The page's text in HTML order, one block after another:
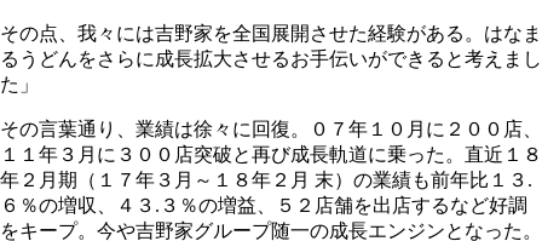
その点、我々には吉野家を全国展開させた経験がある。はなま
るうどんをさらに成長拡大させるお手伝いができると考えまし
た」
その言葉通り、業績は徐々に回復。０７年１０月に２００店、
１１年３月に３００店突破と再び成長軌道に乗った。直近１８
年２月期（１７年３月～１８年２月 末）の業績も前年比１３.
６％の増収、４３.３％の増益、５２店舗を出店するなど好調
をキープ。今や吉野家グループ随一の成長エンジンとなった。